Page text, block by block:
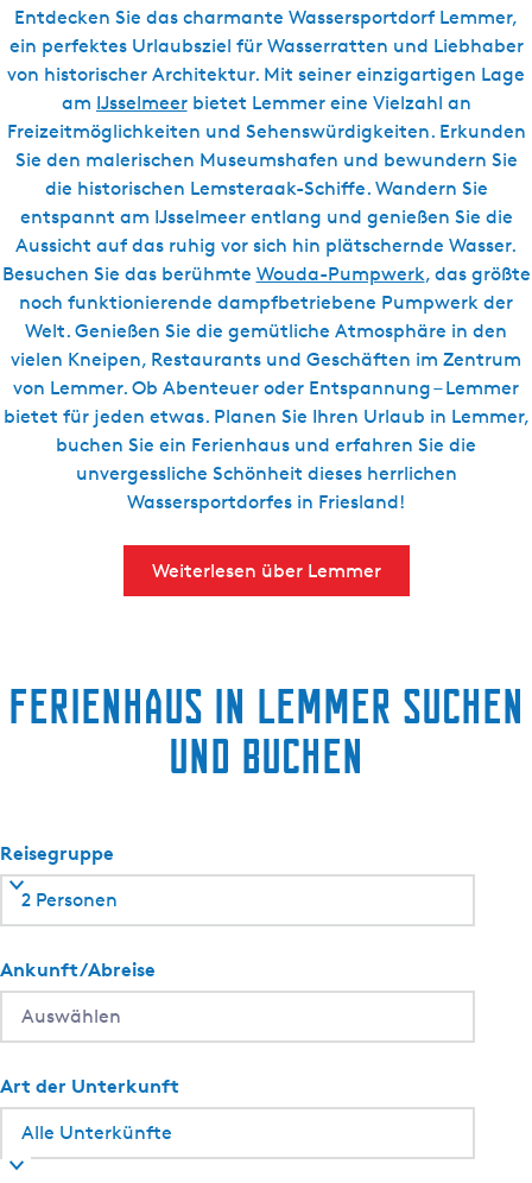
f
d
e
S
p
r
Entdecken Sie das charmante Wassersportdorf Lemmer,
ein perfektes Urlaubsziel für Wasserratten und Liebhaber
von historischer Architektur. Mit seiner einzigartigen Lage
am IJsselmeerbietet Lemmer eine Vielzahl an
Freizeitmöglichkeiten und Sehenswürdigkeiten. Erkunden
Sie den malerischen Museumshafen und bewundern Sie
die historischen Lemsteraak-Schiffe. Wandern Sie
entspannt am IJsselmeer entlang und genießen Sie die
Aussicht auf das ruhig vor sich hin plätschernde Wasser.
Besuchen Sie das berühmte Wouda-Pumpwerk, das größte
noch funktionierende dampfbetriebene Pumpwerk der
Welt. Genießen Sie die gemütliche Atmosphäre in den
vielen Kneipen, Restaurants und Geschäften im Zentrum
von Lemmer. Ob Abenteuer oder Entspannung – Lemmer
bietet für jeden etwas. Planen Sie Ihren Urlaub in Lemmer,
buchen Sie ein Ferienhaus und erfahren Sie die
unvergessliche Schönheit dieses herrlichen
Wassersportdorfes in Friesland!
Weiterlesen über Lemmer
Ferienhaus in Lemmer suchen
und buchen
Reisegruppe
2 Personen
Ankunft/Abreise
Art der Unterkunft